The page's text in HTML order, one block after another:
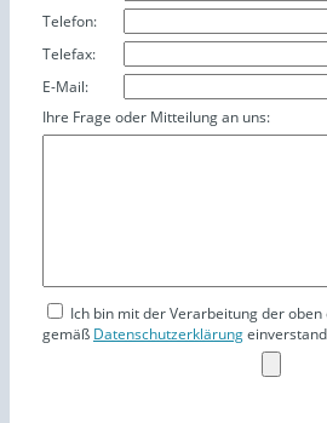
Telefon:
Telefax:
E-Mail:
Ihre Frage oder Mitteilung an uns:
Ich bin mit der Verarbeitung der
gemäß Datenschutzerklärung